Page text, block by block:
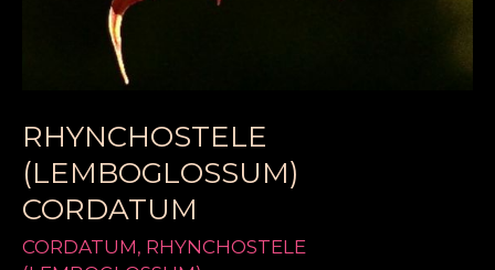
RHYNCHOSTELE
(LEMBOGLOSSUM)
CORDATUM
CORDATUM, RHYNCHOSTELE